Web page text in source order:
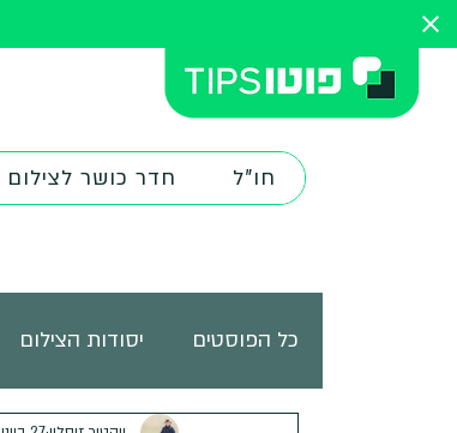
חו"ל חדר כושר לצילום
כל הפוסטים יסודות הצילום